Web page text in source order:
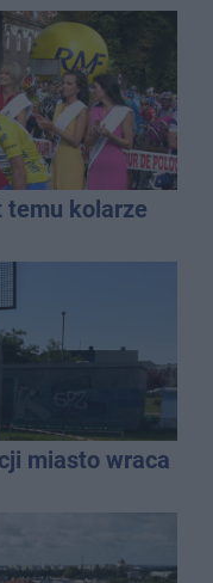
temu kolarze
miasto wraca